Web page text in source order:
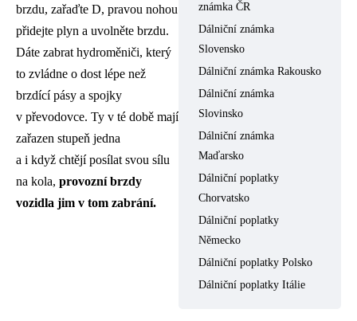
brzdu, zařaďte D, pravou nohou
přidejte plyn a uvolněte brzdu.
Dáte zabrat hydroměniči, který
to zvládne o dost lépe než
brzdící pásy a spojky
v převodovce. Ty v té době mají
zařazen stupeň jedna
a i když chtějí posílat svou sílu
na kola, provozní brzdy
vozidla jim v tom zabrání.
známka ČR
Dálniční známka
Slovensko
Dálniční známka Rakousko
Dálniční známka
Slovinsko
Dálniční známka
Maďarsko
Dálniční poplatky
Chorvatsko
Dálniční poplatky
Německo
Dálniční poplatky Polsko
Dálniční poplatky Itálie